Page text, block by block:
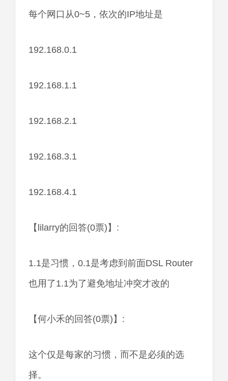
每个网口从0~5，依次的IP地址是
192.168.0.1
192.168.1.1
192.168.2.1
192.168.3.1
192.168.4.1
【lilarry的回答(0票)】:
1.1是习惯，0.1是考虑到前面DSL Router
也用了1.1为了避免地址冲突才改的
【何小禾的回答(0票)】:
这个仅是每家的习惯，而不是必须的选
择。